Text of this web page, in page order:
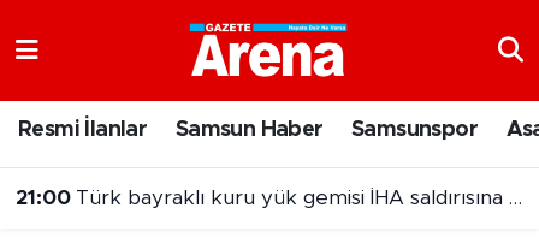
Resmi İlanlar Samsun Haber Samsunspor
Türk bayraklı kuru yük gemisi İHA saldırısına uğradı
Samsun Namaz Vakitleri